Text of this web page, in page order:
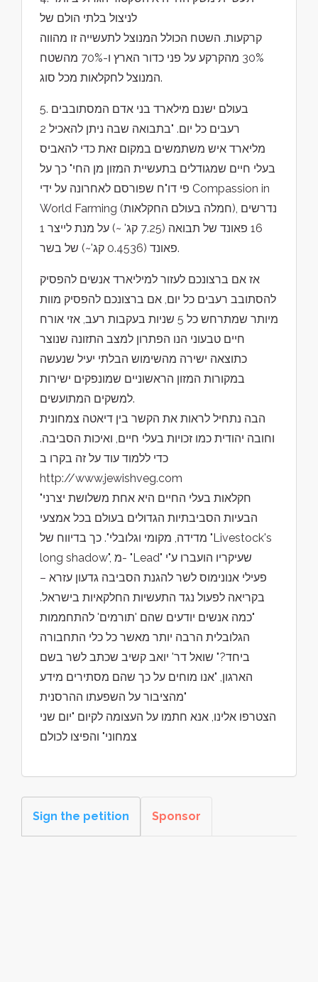
לניצול בלתי הולם של
קרקעות. השטח הכולל המנוצל לתעשייה זו מהווה
30% מהקרקע על פני כדור הארץ ו-70% מהשטח
המנוצל לחקלאות מכל סוג.
5. בעולם ישנם מילארד בני אדם המסתובבים
רעבים כל יום. "בתבואה שבה ניתן להאכיל 2
מליארד איש משתמשים במקום זאת כדי להאביס
בעלי חיים שמגודלים בתעשיית המזון מן החי" כך על
פי דו"ח שפורסם לאחרונה על ידי Compassion in
World Farming (חמלה בעולם החקלאות), נדרשים
16 פאונד של תבואה (7.25 קג' ~) על מנת לייצר 1
פאונד (0.4536 קג'~) של בשר.
אז אם ברצונכם לעזור למיליארד אנשים להפסיק
להסתובב רעבים כל יום, אם ברצונכם להפסיק מוות
מיותר שמתרחש כל 5 שניות בעקבות רעב, אזי אורח
חיים טבעוני הנו הפתרון למצב התזונה שנוצר
כתוצאה ישירה מהשימוש הבלתי יעיל שנעשה
במקורות המזון הראשוניים שמונפקים ישירות
למשקים המתועשים.
הבה נתחיל לראות את הקשר בין דיאטה צמחונית
וחובה יהודית כמו זכויות בעלי חיים, ואיכות הסביבה.
כדי ללמוד עוד על זה בקרו ב
http://www.jewishveg.com
"חקלאות בעלי החיים היא אחת משלושת יצרני
הבעיות הסביבתיות הגדולים בעולם בכל אמצעי
מדידה, מקומי וגלובלי". כך בדיווח של "Livestock's
long shadow", מ- "Lead" שעיקריו הועברו ע"י
פעילי אנונימוס לשר להגנת הסביבה גדעון עזרא –
בקריאה לפעול נגד התעשיות החלקאיות בישראל.
"כמה אנשים יודעים שהם 'תורמים' להתחממות
הגלובלית הרבה יותר מאשר כל כלי התחבורה
ביחד?" שואל דר' יואב קשיב שכתב לשר בשם
הארגון, "אנו מוחים על כך שהם מסתירים מידע
מהציבור על השפעתו ההרסנית"
הצטרפו אלינו, אנא חתמו על העצומה לקיום "יום שני
צמחוני" והפיצו לכולם
Sign the petition Sponsor